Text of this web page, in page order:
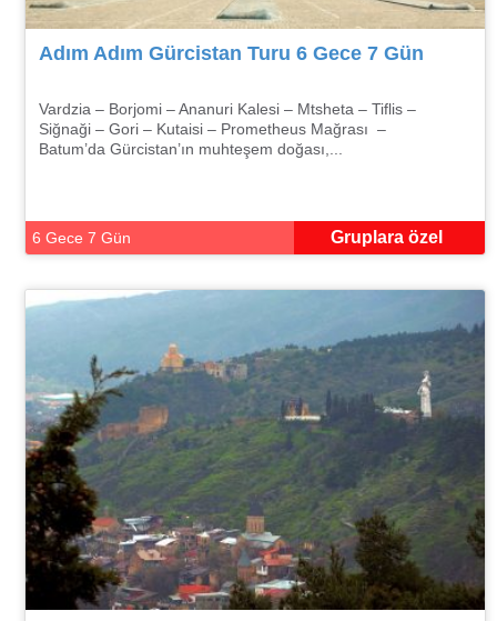
Adım Adım Gürcistan Turu 6 Gece 7 Gün
Vardzia – Borjomi – Ananuri Kalesi – Mtsheta – Tiflis –
Siğnaği – Gori – Kutaisi – Prometheus Mağrası –
Batum’da Gürcistan’ın muhteşem doğası,...
6 Gece 7 Gün Gruplara özel